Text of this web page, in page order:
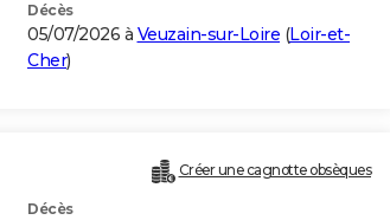
Décès
05/07/2026 à Veuzain-sur-Loire (Loir-et-
Cher)
Créer une cagnotte obsèques
Décès